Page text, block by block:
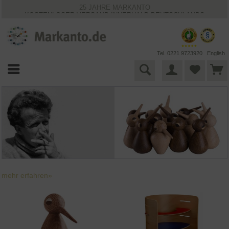
25 JAHRE MARKANTO
KOSTENLOSER VERSAND INNERHALB DEUTSCHLANDS
VIELFÄLTIGE ZAHLUNGSMÖGLICHKEITEN
BESTPRICE-GARANTIE
Tel. 0221 9723920 English
mehr erfahren»